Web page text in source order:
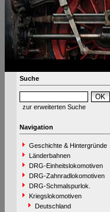
Suche
zur erweiterten Suche
Navigation
Geschichte & Hintergründe
Länderbahnen
DRG-Einheitslokomotiven
DRG-Zahnradlokomotiven
DRG-Schmalspurlok.
Kriegslokomotiven
Deutschland